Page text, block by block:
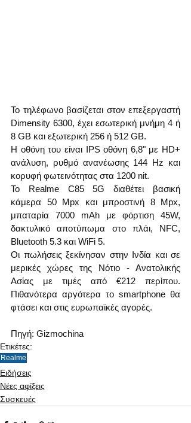
Το τηλέφωνο βασίζεται στον επεξεργαστή
Dimensity 6300, έχει εσωτερική μνήμη 4 ή
8 GB και εξωτερική 256 ή 512 GB.
Η οθόνη του είναι IPS οθόνη 6,8" με HD+
ανάλυση, ρυθμό ανανέωσης 144 Hz και
κορυφή φωτεινότητας στα 1200 nit.
Το Realme C85 5G διαθέτει βασική
κάμερα 50 Mpx και μπροστινή 8 Mpx,
μπαταρία 7000 mAh με φόρτιση 45W,
δακτυλικό αποτύπωμα στο πλάι, NFC,
Bluetooth 5.3 και WiFi 5.
Οι πωλήσεις ξεκίνησαν στην Ινδία και σε
μερικές χώρες της Νότιο - Ανατολικής
Ασίας με τιμές από €212 περίπου.
Πιθανότερα αργότερα το smartphone θα
φτάσει και στις ευρωπαϊκές αγορές.
Πηγή: Gizmochina
Ετικέτες:
Realme
Ειδήσεις
Νέες αφίξεις
Συσκευές